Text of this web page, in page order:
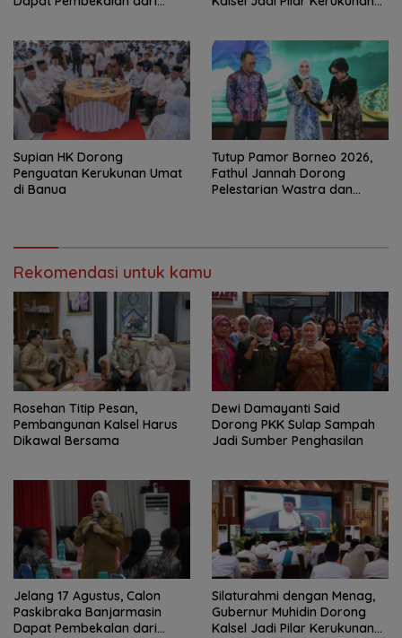
Supian HK Dorong
Penguatan Kerukunan Umat
di Banua
Tutup Pamor Borneo 2026,
Fathul Jannah Dorong
Pelestarian Wastra dan
Rekomendasi untuk kamu
Rosehan Titip Pesan,
Pembangunan Kalsel Harus
Dikawal Bersama
Dewi Damayanti Said
Dorong PKK Sulap Sampah
Jadi Sumber Penghasilan
Jelang 17 Agustus, Calon
Paskibraka Banjarmasin
Dapat Pembekalan dari
Silaturahmi dengan Menag,
Gubernur Muhidin Dorong
Kalsel Jadi Pilar Kerukunan